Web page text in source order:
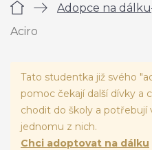
Úvod Adopce na dálku
Aciro
Tato studentka již svého
pomoc čekají další dívky a
chodit do školy a
jednomu z nich.
Chci adoptovat na dálku